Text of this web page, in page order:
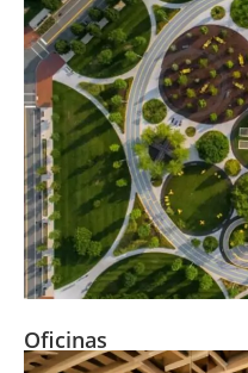
Oficinas